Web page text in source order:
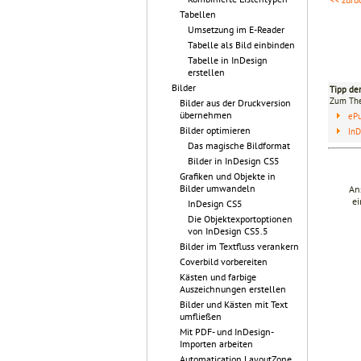
Tabellen
Umsetzung im E-Reader
Tabelle als Bild einbinden
Tabelle in InDesign
erstellen
Bilder
Bilder aus der Druckversion
übernehmen
Bilder optimieren
Das magische Bildformat
Bilder in InDesign CS5
Grafiken und Objekte in
Bilder umwandeln
InDesign CS5
Die Objektexportoptionen
von InDesign CS5.5
Bilder im Textfluss verankern
Coverbild vorbereiten
Kästen und farbige
Auszeichnungen erstellen
Bilder und Kästen mit Text
umfließen
Mit PDF- und InDesign-
Importen arbeiten
Tipp
Zum